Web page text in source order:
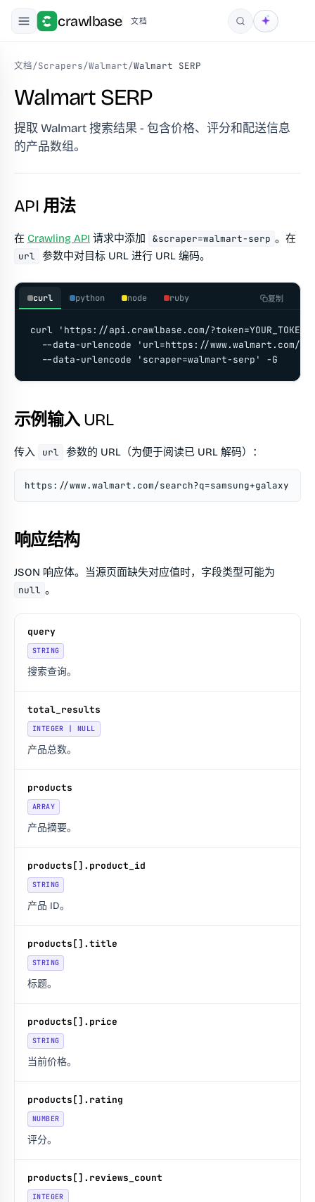
crawlbase 文档
搜索
文档/Scrapers/Walmart/Walmart SERP
Walmart SERP
提取 Walmart 搜索结果 - 包含价格、评分和配送信息
的产品数组。
API 用法
在 Crawling API 请求中添加 &scraper=walmart-serp 。在
url 参数中对目标 URL 进行 URL 编码。
curl python node ruby 复制
curl 'https://api.crawlbase.com/
--data-urlencode 'url=https://www.walmart.com/
  --data-urlencode 'scraper=walmart-serp' -G
示例输入 URL
传入 url 参数的 URL（为便于阅读已 URL 解码）：
https://www.walmart.com/search?q=samsung+galaxy
响应结构
JSON 响应体。当源页面缺失对应值时，字段类型可能为
null 。
query
STRING
搜索查询。
total_results
INTEGER | NULL
产品总数。
products
ARRAY
产品摘要。
products[].product_id
STRING
产品 ID。
products[].title
STRING
标题。
products[].price
STRING
当前价格。
products[].rating
NUMBER
评分。
products[].reviews_count
INTEGER